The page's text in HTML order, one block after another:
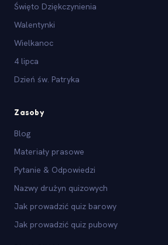
Święto Dziękczynienia
Walentynki
Wielkanoc
4 lipca
Dzień św. Patryka
Zasoby
Blog
Materiały prasowe
Pytanie & Odpowiedzi
Nazwy drużyn quizowych
Jak prowadzić quiz barowy
Jak prowadzić quiz pubowy